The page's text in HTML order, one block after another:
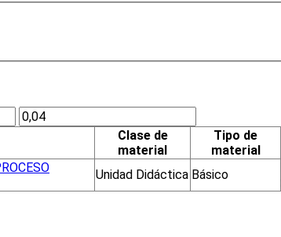
Clase de
material
Tipo de
material
Unidad Didáctica Básico